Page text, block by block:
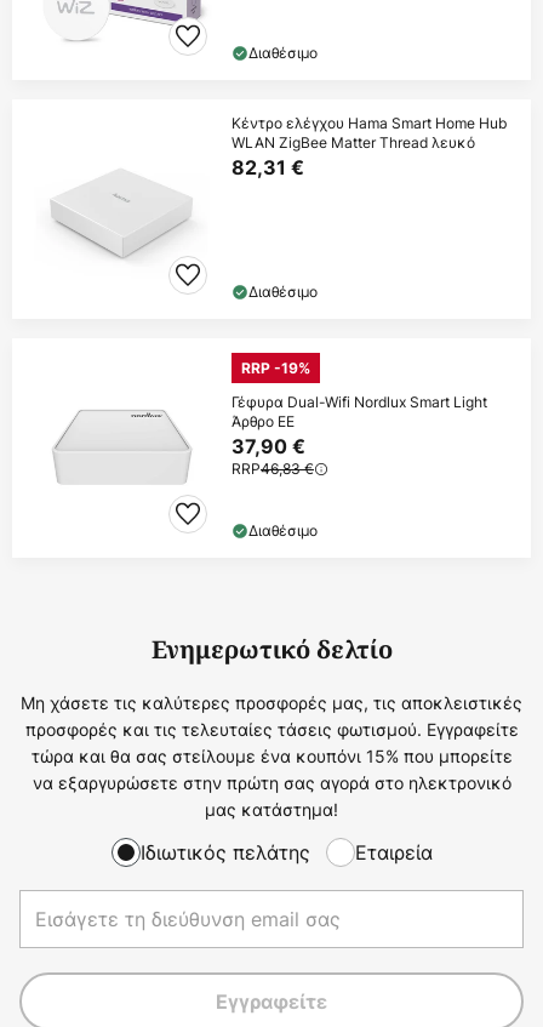
Διαθέσιμο
Κέντρο ελέγχου Hama Smart Home Hub
WLAN ZigBee Matter Thread λευκό
82,31 €
Διαθέσιμο
RRP -19%
Γέφυρα Dual-Wifi Nordlux Smart Light
Άρθρο ΕΕ
37,90 €
RRP46,83 €
Διαθέσιμο
Ενημερωτικό δελτίο
Μη χάσετε τις καλύτερες προσφορές μας, τις αποκλειστικές
προσφορές και τις τελευταίες τάσεις φωτισμού. Εγγραφείτε
τώρα και θα σας στείλουμε ένα κουπόνι 15% που μπορείτε
να εξαργυρώσετε στην πρώτη σας αγορά στο ηλεκτρονικό
μας κατάστημα!
Ιδιωτικός πελάτης Εταιρεία
Εγγραφείτε